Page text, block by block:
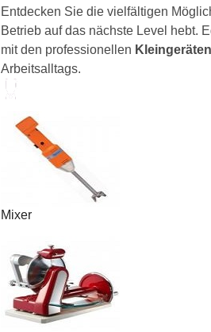
Entdecken Sie die vielfältigen
Betrieb auf das nächste Level hebt.
mit den professionellen Kleingeräten
Arbeitsalltags.
Mixer